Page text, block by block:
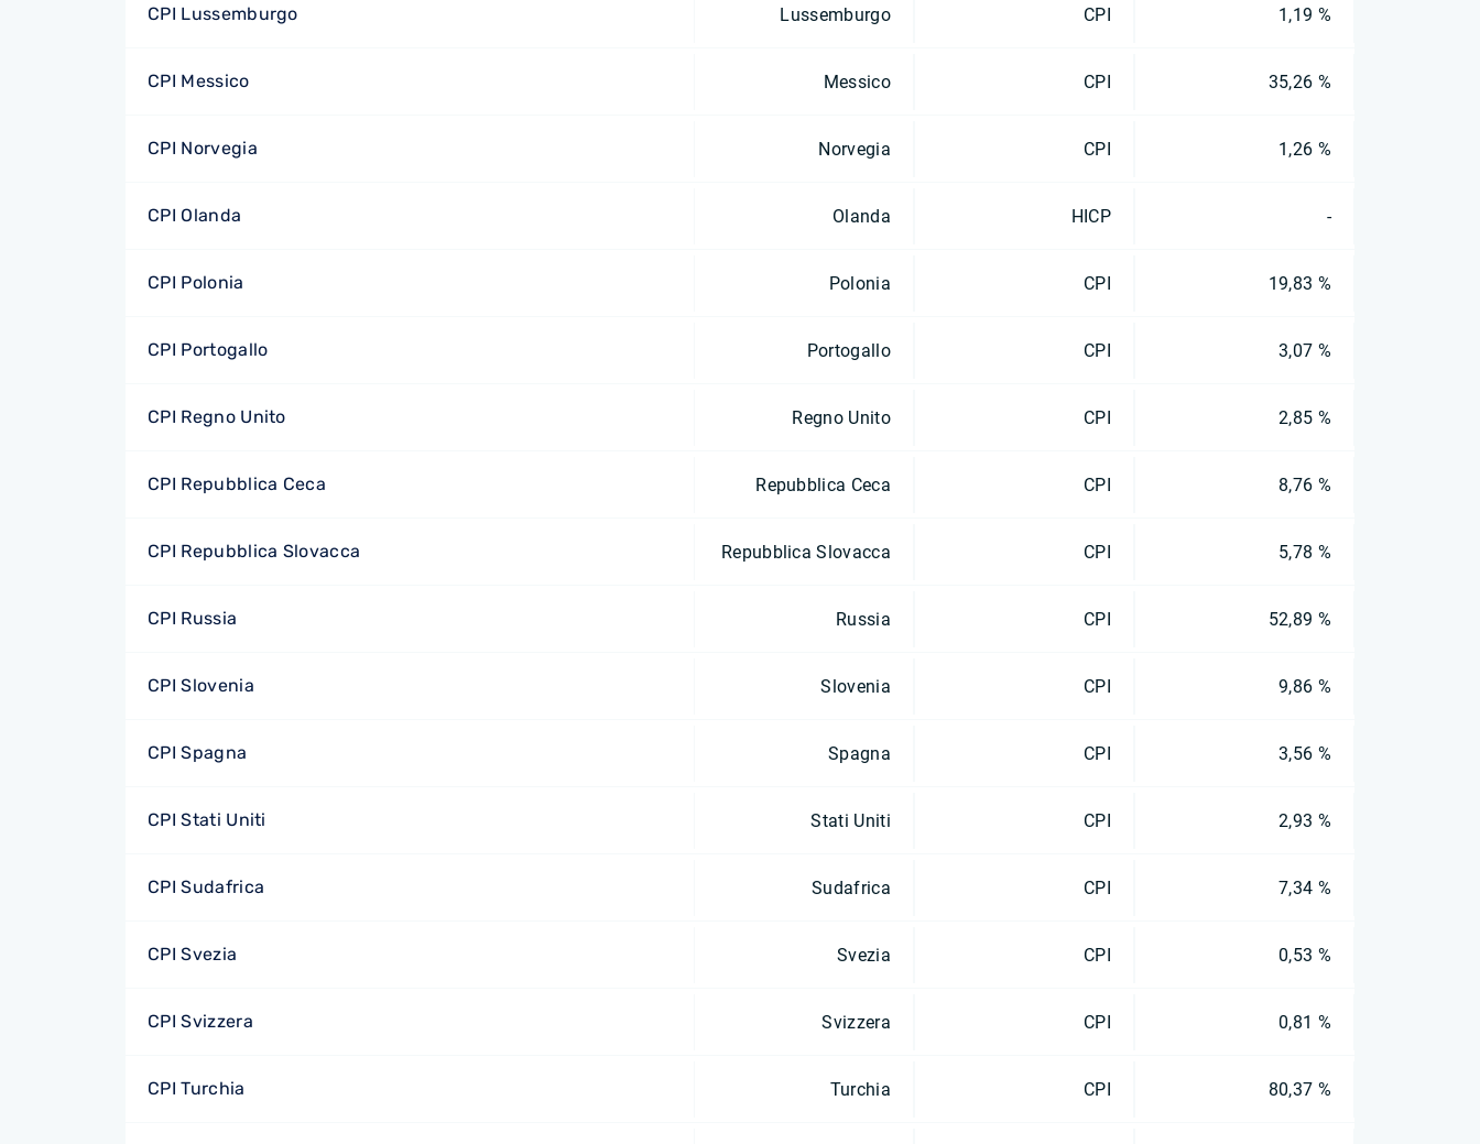
CPI Lussemburgo Lussemburgo CPI 1,19 %
CPI Messico Messico CPI 35,26 %
CPI Norvegia Norvegia CPI 1,26 %
CPI Olanda Olanda HICP -
CPI Polonia Polonia CPI 19,83 %
CPI Portogallo Portogallo CPI 3,07 %
CPI Regno Unito Regno Unito CPI 2,85 %
CPI Repubblica Ceca Repubblica Ceca CPI 8,76 %
CPI Repubblica Slovacca Repubblica Slovacca CPI 5,78 %
CPI Russia Russia CPI 52,89 %
CPI Slovenia Slovenia CPI 9,86 %
CPI Spagna Spagna CPI 3,56 %
CPI Stati Uniti Stati Uniti CPI 2,93 %
CPI Sudafrica Sudafrica CPI 7,34 %
CPI Svezia Svezia CPI 0,53 %
CPI Svizzera Svizzera CPI 0,81 %
CPI Turchia Turchia CPI 80,37 %